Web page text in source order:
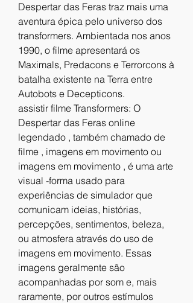
Despertar das Feras traz mais uma
aventura épica pelo universo dos
transformers. Ambientada nos anos
1990, o filme apresentará os
Maximals, Predacons e Terrorcons à
batalha existente na Terra entre
Autobots e Decepticons.
assistir filme Transformers: O
Despertar das Feras online
legendado , também chamado de
filme , imagens em movimento ou
imagens em movimento , é uma arte
visual -forma usado para
experiências de simulador que
comunicam ideias, histórias,
percepções, sentimentos, beleza,
ou atmosfera através do uso de
imagens em movimento. Essas
imagens geralmente são
acompanhadas por som e, mais
raramente, por outros estímulos